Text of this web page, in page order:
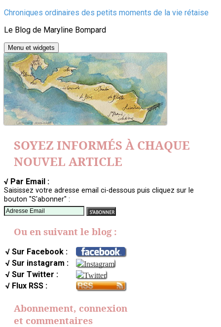
Aller
contenu
Chroniques ordinaires des petits moments de la vie rétaise
Le Blog de Maryline Bompard
Menu et widgets
SOYEZ INFORMÉS À CHAQUE
NOUVEL ARTICLE
√ Par Email :
Saisissez votre adresse email ci-dessous puis cliquez sur le
bouton "S'abonner" :
Ou en suivant le blog :
√ Sur Facebook :
√ Sur instagram :
√ Sur Twitter :
√ Flux RSS :
Abonnement, connexion
et commentaires